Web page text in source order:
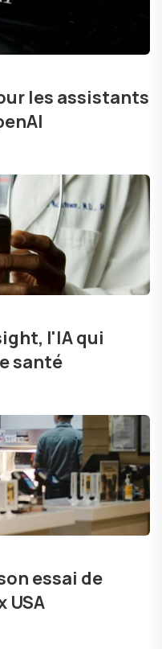
les assistants
l'IA qui
santé
essai de
USA